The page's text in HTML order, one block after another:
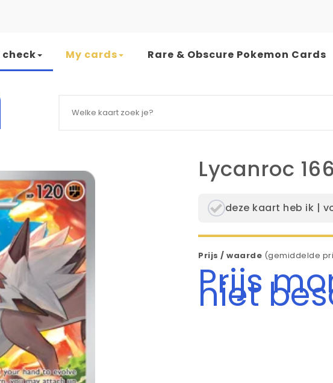
check My cards Rare & Obscure Pokemon Cards
Lycanroc
deze kaart heb ik |
Prijs / waarde (gemiddelde
Prijs
niet